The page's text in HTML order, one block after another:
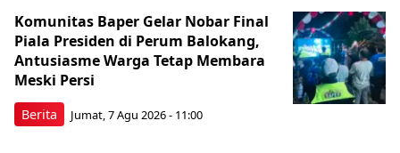
Berita
Komunitas Baper Gelar Nobar Final
Piala Presiden di Perum Balokang,
Antusiasme Warga Tetap Membara
Meski Persi
Jumat, 7 Agu 2026 - 11:00